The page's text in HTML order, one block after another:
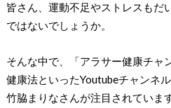
皆さん、運動不足やストレスもだ
ではないでしょうか。
そんな中で、「アラサー健康チャ
健康法といったYoutubeチャンネ
竹脇まりなさんが注目されています